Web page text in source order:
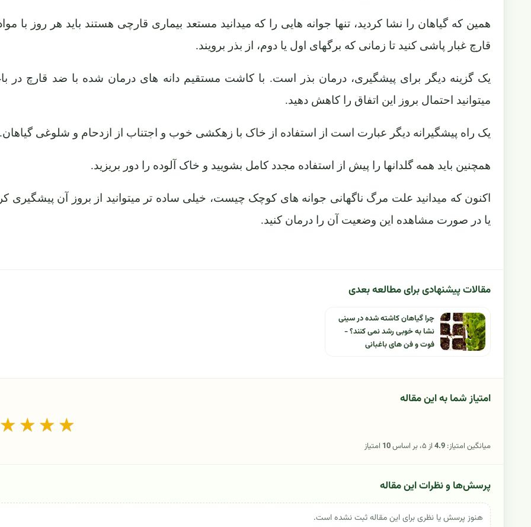
همین که گیاهان را نشا کردید، تنها جوانه هایی را که میدانید مستعد بیماری قارچی هستند باید هر روز با
قارچ غبار پاشی کنید تا زمانی که برگهای اول یا دوم، از بذر برویند.
یک گزینه دیگر برای پیشگیری، درمان بذر است. با کاشت مستقیم دانه های درمان شده با ضد قارچ در
میتوانید احتمال بروز این اتفاق را کاهش دهید.
یک راه پیشگیرانه دیگر عبارت است از استفاده از خاک با زهکشی خوب و اجتناب از ازدحام و شلوغی گیاهان.
همچنین باید همه گلدانها را پیش از استفاده مجدد کامل بشویید و خاک آلوده را دور بریزید.
اکنون که میدانید علت مرگ ناگهانی جوانه های کوچک چیست، خیلی ساده تر میتوانید از بروز آن پیشگیری
یا در صورت مشاهده این وضعیت آن را درمان کنید.
مقالات پیشنهادی برای مطالعه بعدی
چرا گیاهان کاشته شده در سینی
نشا به خوبی رشد نمی کنند؟ -
فوت و فن های باغبانی
امتیاز شما به این مقاله
★ ★ ★
میانگین امتیاز: 4.9از ۵، بر اساس 10 امتیاز
پرسش‌ها و نظرات این مقاله
هنوز پرسش یا نظری برای این مقاله ثبت نشده است.